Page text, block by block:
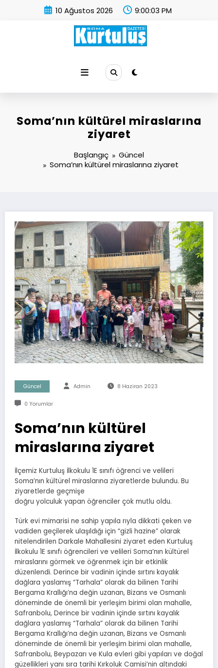
10 Ağustos 2026 9:00:04 PM
Soma’nın kültürel miraslarına
ziyaret
Başlangıç
Güncel
Soma’nın kültürel miraslarına ziyaret
Güncel Admin 8 Haziran 2023
0 Yorumlar
Soma’nın kültürel
miraslarına ziyaret
İlçemiz Kurtuluş İlkokulu 1E sınıfı öğrenci ve velileri
Soma’nın kültürel miraslarına ziyaretlerde bulundu. Bu
ziyaretlerde geçmişe
doğru yolculuk yapan öğrenciler çok mutlu oldu.
Türk evi mimarisi ne sahip yapıla rıyla dikkati çeken ve
vadiden geçilerek ulaşıldığı için “gizli hazine” olarak
nitelendirilen Darkale Mahallesini ziyaret eden Kurtuluş
İlkokulu 1E sınıfı öğrencileri ve velileri Soma’nın kültürel
miraslarını görmek ve öğrenmek için bir etkinlik
düzenlendi. Derince bir vadinin içinde sırtını kayalık
dağlara yaslamış “Tarhala” olarak da bilinen Tarihi
Bergama Krallığı’na değin uzanan, Bizans ve Osmanlı
döneminde de önemli bir yerleşim birimi olan mahalle,
Safranbolu, Derince bir vadinin içinde sırtını kayalık
dağlara yaslamış “Tarhala” olarak da bilinen Tarihi
Bergama Krallığı’na değin uzanan, Bizans ve Osmanlı
döneminde de önemli bir yerleşim birimi olan mahalle,
Safranbolu, Beypazarı ve Kula evleri gibi yapıları ve doğal
güzellikleri yanı sıra tarihi Kırkoluk Camisi’nin altındaki